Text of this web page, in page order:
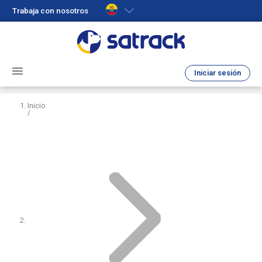
Trabaja con nosotros
Iniciar sesión
Inicio